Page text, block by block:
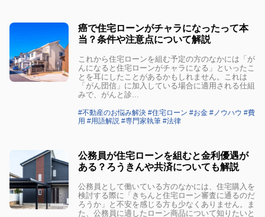
癌で住宅ローンがチャラになったって本
当？条件や注意点について解説
これから住宅ローンを組む予定の方のなかには「が
んになると住宅ローンがチャラになる」といったこ
とを耳にしたことがあるかもしれません。これは
「がん団信」に加入している場合に適用される仕組
みで、がんと診...
#不動産のお悩み解決 #住宅ローン #お金 #ノウハウ #費
用 #用語解説 #専門家執筆 #法律
公務員が住宅ローンを組むと金利優遇が
ある？ろうきんや共済についても解説
公務員として働いている方のなかには、住宅購入を
検討する際に「きちんと住宅ローン審査に通るのだ
ろうか」と不安を感じる方も少なくありません。ま
た、公務員に適したローン商品について知りたいと